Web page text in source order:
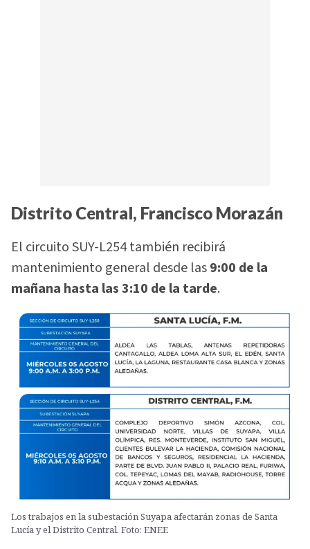
Distrito Central, Francisco Morazán
El circuito SUY-L254 también recibirá
mantenimiento general desde las9:00 de la
mañana hasta las 3:10 de la tarde.
Los trabajos en la subestación Suyapa afectarán zonas de Santa
Lucía y el Distrito Central. Foto: ENEE